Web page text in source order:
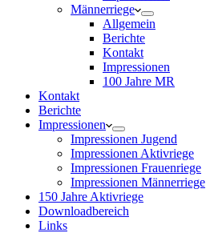
Männerriege
Allgemein
Berichte
Kontakt
Impressionen
100 Jahre MR
Kontakt
Berichte
Impressionen
Impressionen Jugend
Impressionen Aktivriege
Impressionen Frauenriege
Impressionen Männerriege
150 Jahre Aktivriege
Downloadbereich
Links